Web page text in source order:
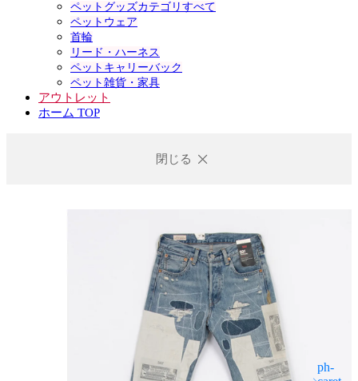
ペットグッズカテゴリすべて
ペットウェア
首輪
リード・ハーネス
ペットキャリーバック
ペット雑貨・家具
アウトレット
ホーム TOP
閉じる